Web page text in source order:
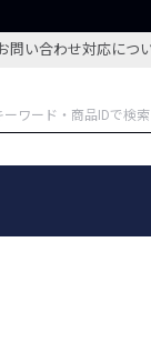
問い合わせ対応につ